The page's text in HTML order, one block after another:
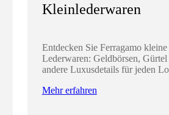
Kleinlederwaren
Entdecken Sie Ferragamo kleine
Lederwaren: Geldbörsen, Gürtel
andere Luxusdetails für jeden
Mehr erfahren